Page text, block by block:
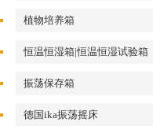
植物培养箱
恒温恒湿箱|恒温恒湿试验箱
振荡保存箱
德国ika振荡摇床